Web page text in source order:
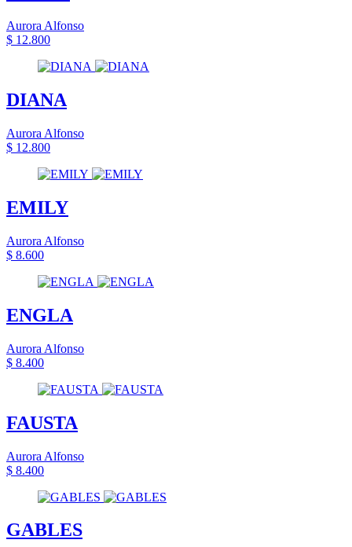
Aurora Alfonso
$ 12.800
DIANA
Aurora Alfonso
$ 12.800
EMILY
Aurora Alfonso
$ 8.600
ENGLA
Aurora Alfonso
$ 8.400
FAUSTA
Aurora Alfonso
$ 8.400
GABLES